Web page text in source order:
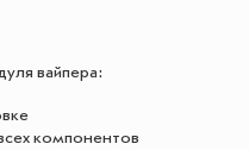
вайпера:
компонентов